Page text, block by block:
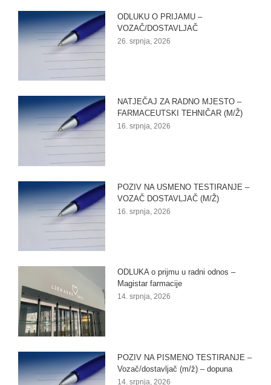
ODLUKU O PRIJAMU –
VOZAČ/DOSTAVLJAČ
26. srpnja, 2026
NATJEČAJ ZA RADNO MJESTO –
FARMACEUTSKI TEHNIČAR (M/Ž)
16. srpnja, 2026
POZIV NA USMENO TESTIRANJE –
VOZAČ DOSTAVLJAČ (M/Ž)
16. srpnja, 2026
ODLUKA o prijmu u radni odnos –
Magistar farmacije
14. srpnja, 2026
POZIV NA PISMENO TESTIRANJE –
Vozač/dostavljač (m/ž) – dopuna
14. srpnja, 2026